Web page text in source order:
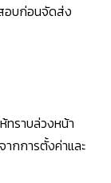
อบก่อนจัดส่ง
ทราบล่วงหน้า
กการตั้งค่าและ